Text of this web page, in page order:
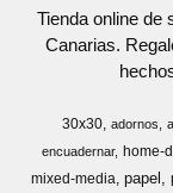
Tienda online de
Canarias.
30x30 adornos
encuadernar
home-
mixed-media papel